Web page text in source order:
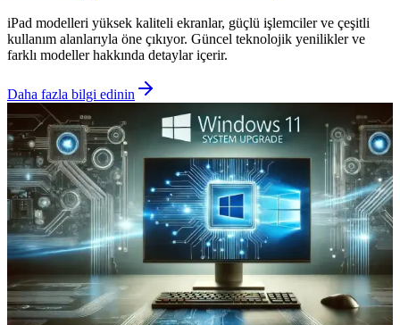
iPad modelleri yüksek kaliteli ekranlar, güçlü işlemciler ve çeşitli
kullanım alanlarıyla öne çıkıyor. Güncel teknolojik yenilikler ve
farklı modeller hakkında detaylar içerir.
Daha fazla bilgi edinin